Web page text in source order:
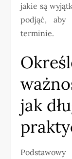
jakie są
podjąć, aby
terminie.
jak